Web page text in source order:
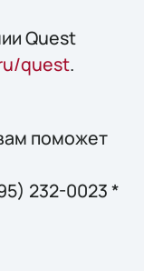
Quest
quest.
поможет
232-0023 *